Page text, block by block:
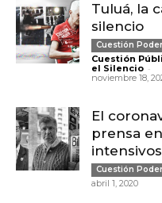
Tuluá, la
silencio
Cuestión Poder
Cuestión
el Silencio -
noviembre 18,
El
prensa
intensivos
Cuestión Poder
abril 1, 2020